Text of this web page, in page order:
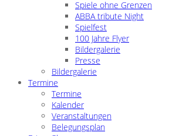
Spiele ohne Grenzen
ABBA tribute Night
Spielfest
100 Jahre Flyer
Bildergalerie
Presse
Bildergalerie
Termine
Termine
Kalender
Veranstaltungen
Belegungsplan